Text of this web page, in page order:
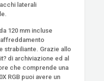
laterali
120 mm incluse
strabiliante. Grazie allo
di archiviazione ed al
che comprende una
RGB puoi avere un